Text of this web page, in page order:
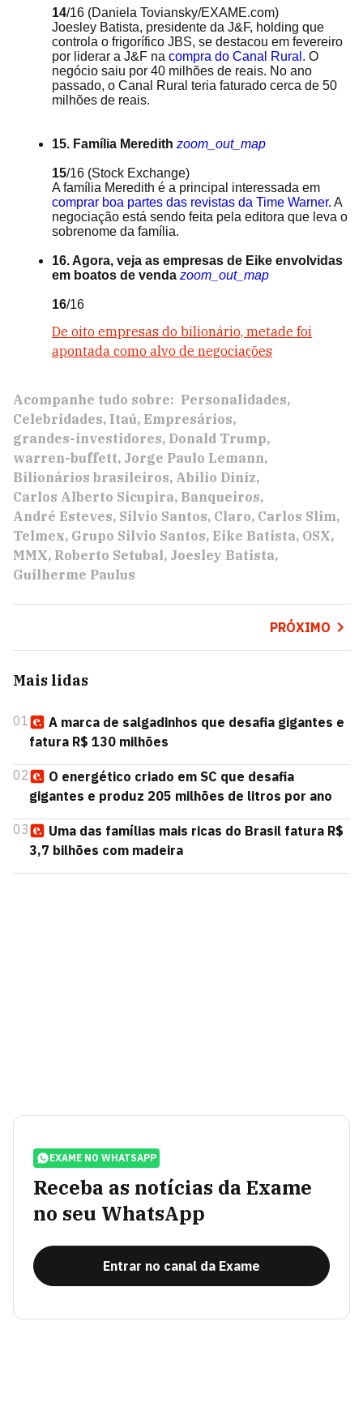
14/16 (Daniela Toviansky/EXAME.com)
Joesley Batista, presidente da J&F, holding que
controla o frigorífico JBS, se destacou em fevereiro
por liderar a J&F na compra do Canal Rural. O
negócio saiu por 40 milhões de reais. No ano
passado, o Canal Rural teria faturado cerca de 50
milhões de reais.
15. Família Meredith zoom_out_map
15/16 (Stock Exchange)
A família Meredith é a principal interessada em
comprar boa partes das revistas da Time Warner. A
negociação está sendo feita pela editora que leva o
sobrenome da família.
16. Agora, veja as empresas de Eike envolvidas
em boatos de venda zoom_out_map
16/16
De oito empresas do bilionário, metade foi
apontada como alvo de negociações
Acompanhe tudo sobre: Personalidades
Celebridades Itaú Empresários
grandes-investidores Donald Trump
warren-buffett Jorge Paulo Lemann
Bilionários brasileiros Abilio Diniz
Carlos Alberto Sicupira Banqueiros
André Esteves Silvio Santos Claro Carlos Slim
Telmex Grupo Silvio Santos Eike Batista OSX
MMX Roberto Setubal Joesley Batista
Guilherme Paulus
PRÓXIMO
Mais lidas
01
A marca de salgadinhos que desafia gigantes e
fatura R$ 130 milhões
02
O energético criado em SC que desafia
gigantes e produz 205 milhões de litros por ano
03
Uma das famílias mais ricas do Brasil fatura R$
3,7 bilhões com madeira
EXAME NO WHATSAPP
Receba as notícias da Exame
no seu WhatsApp
Entrar no canal da Exame